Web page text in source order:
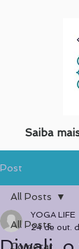
Saiba
Post
All Posts
Começar
All Posts
YOGA LIFE
24 de out.